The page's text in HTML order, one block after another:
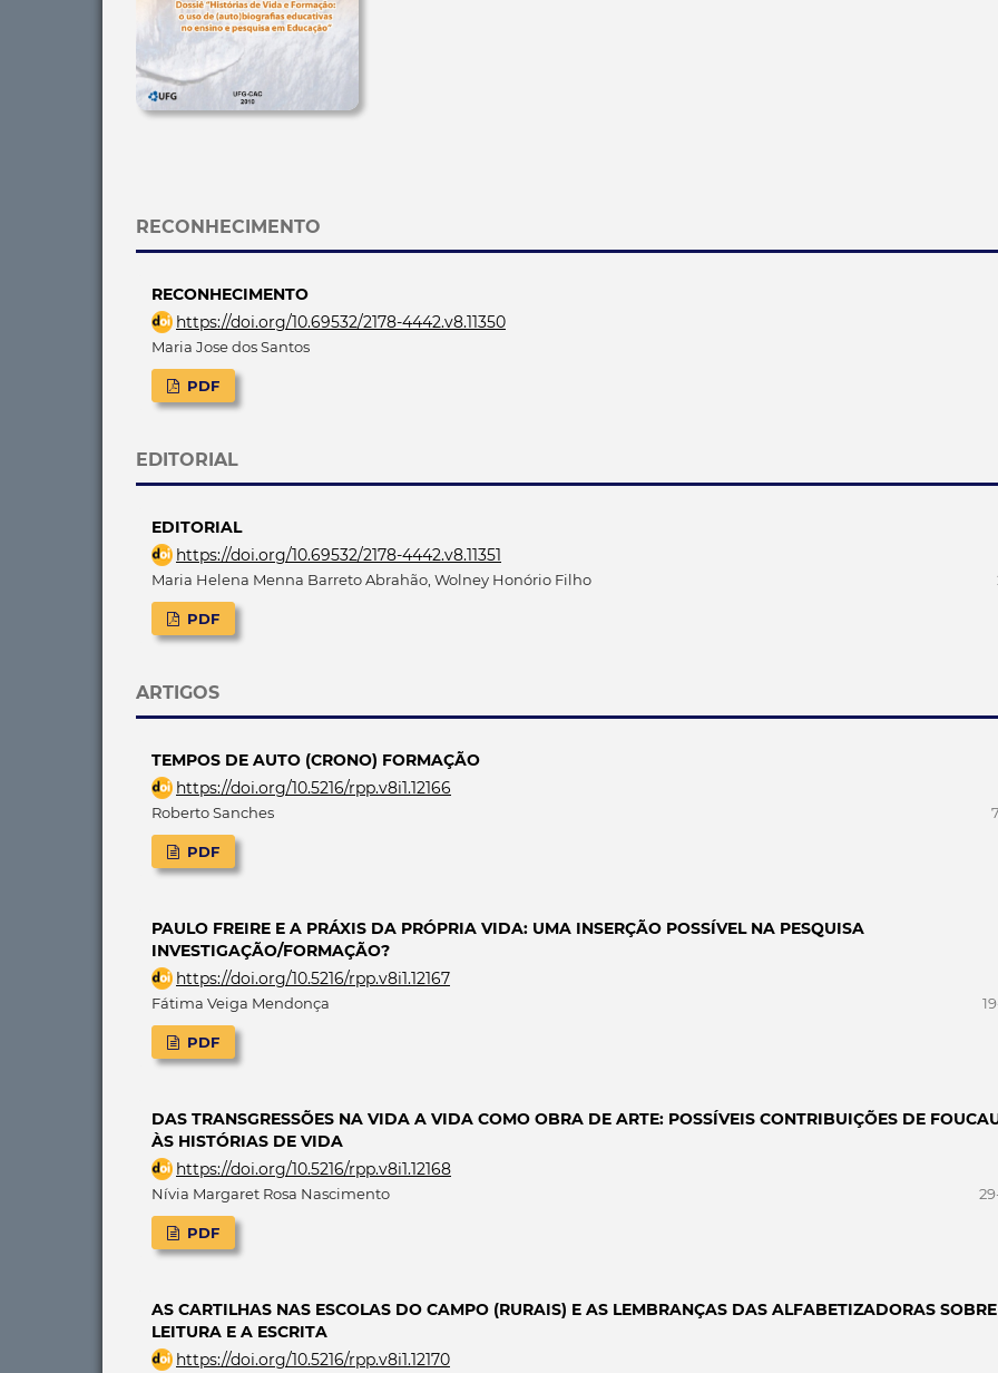
RECONHECIMENTO
RECONHECIMENTO
https://doi.org/10.69532/2178-4442.v8.11350
Maria Jose dos Santos
PDF
EDITORIAL
EDITORIAL
https://doi.org/10.69532/2178-4442.v8.11351
Maria Helena Menna Barreto Abrahão, Wolney Honório Filho
PDF
ARTIGOS
TEMPOS DE AUTO (CRONO) FORMAÇÃO
https://doi.org/10.5216/rpp.v8i1.12166
Roberto Sanches
PDF
PAULO FREIRE E A PRÁXIS DA PRÓPRIA VIDA: UMA INSERÇÃO POSSÍVEL NA PESQUISA
INVESTIGAÇÃO/FORMAÇÃO?
https://doi.org/10.5216/rpp.v8i1.12167
Fátima Veiga Mendonça
PDF
DAS TRANSGRESSÕES NA VIDA A VIDA COMO OBRA DE ARTE: POSSÍVEIS CONTRIBUIÇÕES DE
ÀS HISTÓRIAS DE VIDA
https://doi.org/10.5216/rpp.v8i1.12168
Nívia Margaret Rosa Nascimento
PDF
AS CARTILHAS NAS ESCOLAS DO CAMPO (RURAIS) E AS LEMBRANÇAS DAS ALFABETIZADORAS
LEITURA E A ESCRITA
https://doi.org/10.5216/rpp.v8i1.12170